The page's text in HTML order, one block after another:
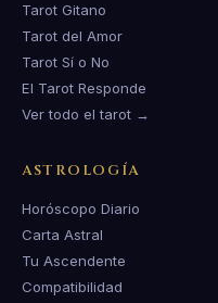
Tarot Gitano
Tarot del Amor
Tarot Sí o No
El Tarot Responde
Ver todo el tarot →
ASTROLOGÍA
Horóscopo Diario
Carta Astral
Tu Ascendente
Compatibilidad